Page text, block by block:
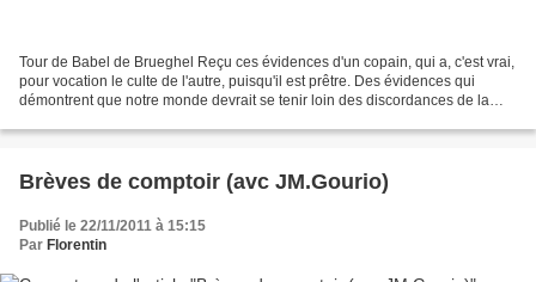
Tour de Babel de Brueghel Reçu ces évidences d'un copain, qui a, c'est vrai,
pour vocation le culte de l'autre, puisqu'il est prêtre. Des évidences qui
démontrent que notre monde devrait se tenir loin des discordances de la
Brèves de comptoir (avc JM.Gourio)
Publié le 22/11/2011 à 15:15
Par Florentin